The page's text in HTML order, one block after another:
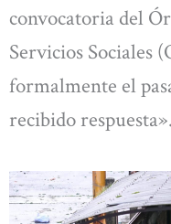
convocatoria del
Servicios Sociales
formalmente el
recibido respuesta».